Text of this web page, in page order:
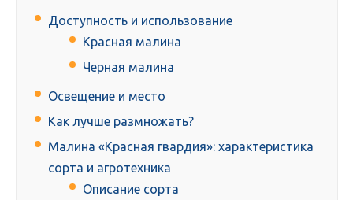
Доступность и использование
Красная малина
Черная малина
Освещение и место
Как лучше размножать?
Малина «Красная гвардия»: характеристика
сорта и агротехника
Описание сорта